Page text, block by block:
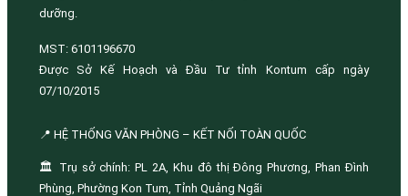
dưỡng.
MST: 6101196670
Được Sở Kế Hoạch và Đầu Tư tỉnh Kontum cấp ngày
07/10/2015
📍 HỆ THỐNG VĂN PHÒNG – KẾT NỐI TOÀN QUỐC
🏛️ Trụ sở chính: PL 2A, Khu đô thị Đông Phương, Phan Đình
Phùng, Phường Kon Tum, Tỉnh Quảng Ngãi